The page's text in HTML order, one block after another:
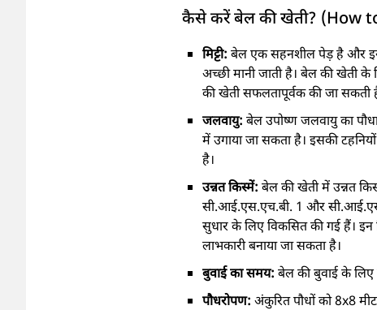
कैसे करें बेल की खेती? (How
मिट्टी: बेल एक सहनशील पेड़ है और इसे
अच्छी मानी जाती है। बेल की खेती के
की खेती सफलतापूर्वक की जा सकती
जलवायु: बेल उपोष्ण जलवायु का
में उगाया जा सकता है। इसकी
है।
उन्नत किस्में: बेल की खेती में उन्नत
सी.आई.एस.एच.बी. 1 और
सुधार के लिए विकसित की गई हैं।
लाभकारी बनाया जा सकता है।
बुवाई का समय: बेल की बुवाई के लिए
पौधरोपण: अंकुरित पौधों को 8x8